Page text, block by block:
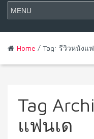
Home / Tag: รีวิวหนังแ
Tag
แฟนเด